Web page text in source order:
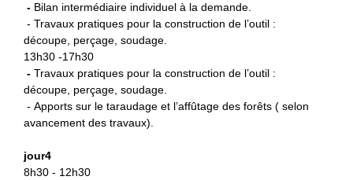
- Bilan intermédiaire individuel à la demande.
- Travaux pratiques pour la construction de l’outil :
découpe, perçage, soudage.
13h30 -17h30
- Travaux pratiques pour la construction de l’outil :
découpe, perçage, soudage.
- Apports sur le taraudage et l’affûtage des forêts ( selon
avancement des travaux).
jour4
8h30 - 12h30